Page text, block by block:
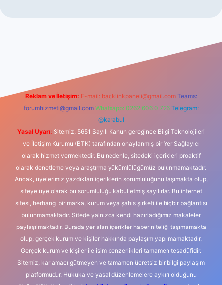
Reklam ve İletişim: E-mail: backlinkpaneli@gmail.com Teams:
forumhizmeti@gmail.com Whatsapp: 0262 606 0 726 Telegram:
@karabul
Yasal Uyarı: Sitemiz, 5651 Sayılı Kanun gereğince Bilgi Teknolojileri
ve İletişim Kurumu (BTK) tarafından onaylanmış bir Yer Sağlayıcı
olarak hizmet vermektedir. Bu nedenle, sitedeki içerikleri proaktif
olarak denetleme veya araştırma yükümlülüğümüz bulunmamaktadır.
Ancak, üyelerimiz yazdıkları içeriklerin sorumluluğunu taşımakta olup,
siteye üye olarak bu sorumluluğu kabul etmiş sayılırlar. Bu internet
sitesi, herhangi bir marka, kurum veya şahıs şirketi ile hiçbir bağlantısı
bulunmamaktadır. Sitede yalnızca kendi hazırladığımız makaleler
paylaşılmaktadır. Burada yer alan içerikler haber niteliği taşımamakta
olup, gerçek kurum ve kişiler hakkında paylaşım yapılmamaktadır.
Gerçek kurum ve kişiler ile isim benzerlikleri tamamen tesadüfidir.
Sitemiz, kar amacı gütmeyen ve tamamen ücretsiz bir bilgi paylaşım
platformudur. Hukuka ve yasal düzenlemelere aykırı olduğunu